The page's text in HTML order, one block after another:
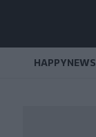
HAPPYNEWS